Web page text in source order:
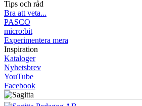
Tips och råd
Bra att veta...
PASCO
micro:bit
Experimentera mera
Inspiration
Kataloger
Nyhetsbrev
YouTube
Facebook